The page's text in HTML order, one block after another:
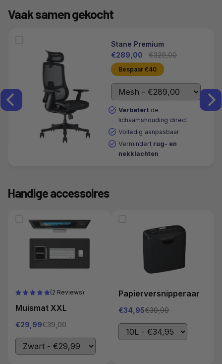
Vaak samen gekocht
Stane Premium
€289,00
€329,00
Bespaar €40
Verbetert de
lichaamshouding direct
Volledig aanpasbaar
Vermindert rug- en
nekklachten
Handige accessoires
(2 Reviews)
Muismat XXL
€29,99€39,00
Papierversnipperaar
€34,95€39,99